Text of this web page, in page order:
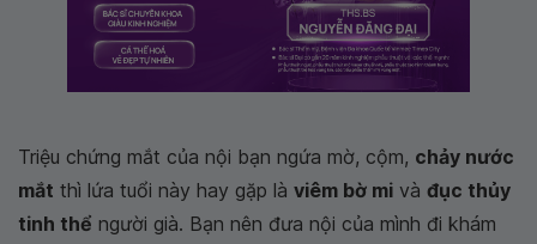
Triệu chứng mắt của nội bạn ngứa mờ, cộm, chảy nước
mắt thì lứa tuổi này hay gặp là viêm bờ mi và đục thủy
tinh thể người già. Bạn nên đưa nội của mình đi khám